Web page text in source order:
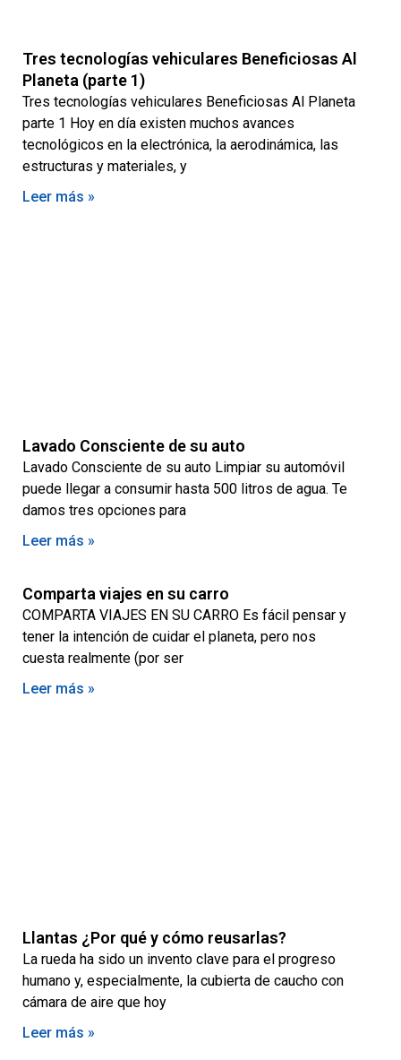
Tres tecnologías vehiculares Beneficiosas Al
Planeta (parte 1)
Tres tecnologías vehiculares Beneficiosas Al Planeta
parte 1 Hoy en día existen muchos avances
tecnológicos en la electrónica, la aerodinámica, las
estructuras y materiales, y
Leer más »
Lavado Consciente de su auto
Lavado Consciente de su auto Limpiar su automóvil
puede llegar a consumir hasta 500 litros de agua. Te
damos tres opciones para
Leer más »
Comparta viajes en su carro
COMPARTA VIAJES EN SU CARRO Es fácil pensar y
tener la intención de cuidar el planeta, pero nos
cuesta realmente (por ser
Leer más »
Llantas ¿Por qué y cómo reusarlas?
La rueda ha sido un invento clave para el progreso
humano y, especialmente, la cubierta de caucho con
cámara de aire que hoy
Leer más »